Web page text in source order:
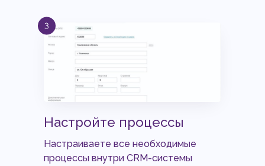
Настройте процессы
Настраиваете все необходимые
процессы внутри CRM-системы